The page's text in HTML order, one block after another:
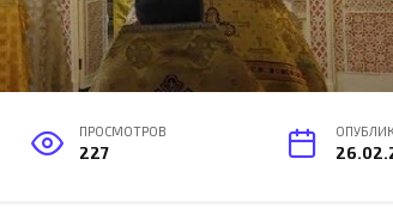
ПРОСМОТРОВ
227